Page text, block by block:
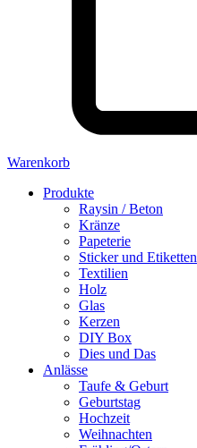
Warenkorb
Produkte
Raysin / Beton
Kränze
Papeterie
Sticker und Etiketten
Textilien
Holz
Glas
Kerzen
DIY Box
Dies und Das
Anlässe
Taufe & Geburt
Geburtstag
Hochzeit
Weihnachten